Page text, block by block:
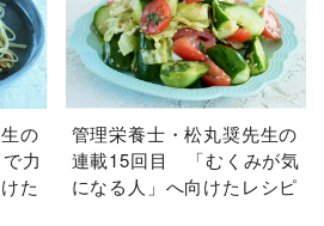
の
力
た
管理栄養士・松丸奨先生の
連載15回目 「むくみが気
になる人」へ向けたレシピ